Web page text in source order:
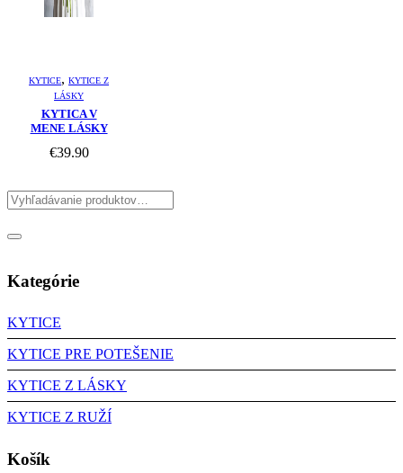
KYTICE,KYTICE Z
LÁSKY
KYTICA V
MENE LÁSKY
€39.90
Kategórie
KYTICE
KYTICE PRE POTEŠENIE
KYTICE Z LÁSKY
KYTICE Z RUŽÍ
Košík